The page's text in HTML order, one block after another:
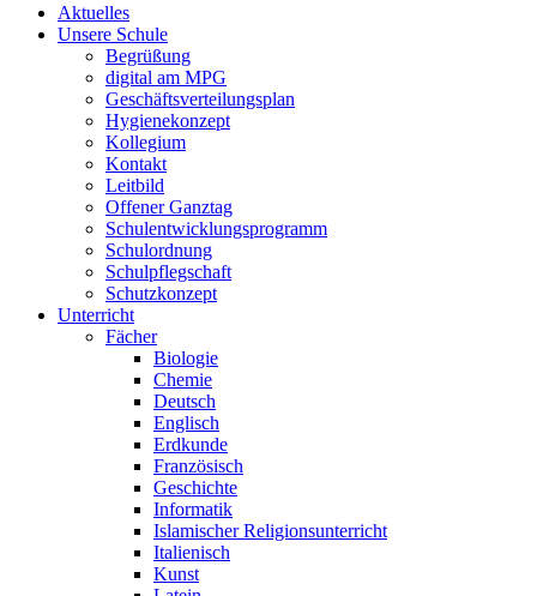
Aktuelles
Unsere Schule
Begrüßung
digital am MPG
Geschäftsverteilungsplan
Hygienekonzept
Kollegium
Kontakt
Leitbild
Offener Ganztag
Schulentwicklungsprogramm
Schulordnung
Schulpflegschaft
Schutzkonzept
Unterricht
Fächer
Biologie
Chemie
Deutsch
Englisch
Erdkunde
Französisch
Geschichte
Informatik
Islamischer Religionsunterricht
Italienisch
Kunst